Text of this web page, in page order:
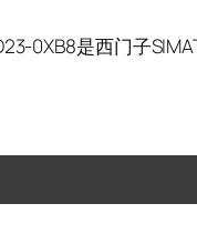
0XB8是西门子